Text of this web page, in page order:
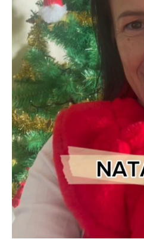
cidade onde resido até ao
A licenciatura em Relações
fez-me voltar por uns anos
voltei a Moçambique para
meio a viver fora, lecionando
agência de publicidade em
Regressei a Portugal ano e
trouxe novos caminhos e
mãe, trabalhei em
profissional, projetos
viagens.
Até que em 2012, decido
meditar e a questionar-me